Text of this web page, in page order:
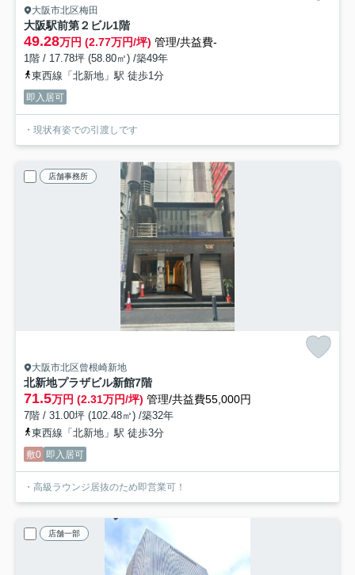
大阪市北区梅田
大阪駅前第２ビル1階
49.28万円 (2.77万円/坪) 管理/共益費-
1階 / 17.78坪 (58.80㎡) /築49年
東西線「北新地」駅 徒歩1分
即入居可
・現状有姿での引渡しです
店舗事務所
大阪市北区曾根崎新地
北新地プラザビル新館7階
71.5万円 (2.31万円/坪) 管理/共益費55,000円
7階 / 31.00坪 (102.48㎡) /築32年
東西線「北新地」駅 徒歩3分
敷0 即入居可
・高級ラウンジ居抜のため即営業可！
店舗一部